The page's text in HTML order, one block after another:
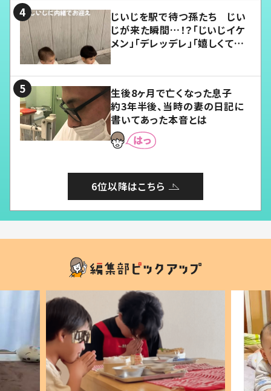
じいじを駅で待つ孫たち じい
じが来た瞬間…！？「じいじイケ
メン」「デレッデレ」「嬉しくて可
生後8ヶ月で亡くなった息子
約3年半後、当時の妻の日記に
書いてあった本音とは
6位以降はこちら